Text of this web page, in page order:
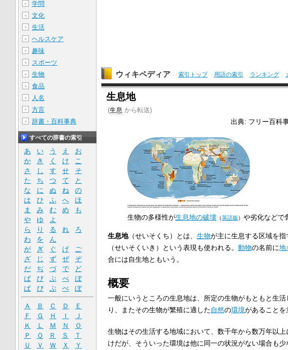
ウィキペディア 索引トップ 用語の索引 ランキング
生息地
(生息 から転送)
出典: フリー百科
生物の多様性が生息地の破壊（英語版） や劣化などで
生息地（せいそくち）とは、 生物が主に生息する区域を指
（せいそくいき）という表現も使われる。 動物の名前に地
合には自生地ともいう。
概要
一般にいうところの生息地は、所定の生物がもともと生
り、またその生物が繁殖に適した自然の環境があることを
生物はその生活する地域において、数千年から数万年以
けだが、そういった環境は他に同一の状況がない場合も
＋ 学問
＋ 文化
＋ 生活
＋ ヘルスケア
＋ 趣味
＋ スポーツ
＋ 生物
＋ 食品
＋ 人名
＋ 方言
＋ 辞書・百科事典
すべての辞書の索引
あ い う え
お
か
き く け
こ
さ
し す せ
そ
た
ち つ て
と
な
に ぬ ね
の
は
ひ ふ へ
ほ
ま
み む め
も
や
ゆ
よ
ら
り る れ
ろ
わ
を
ん
が
ぎ ぐ げ
ご
ざ
じ ず ぜ
ぞ
だ
ぢ づ で
ど
ば
び ぶ べ
ぼ
ぱ
ぴ ぷ ぺ ぽ
Ａ Ｂ Ｃ Ｄ
Ｅ
Ｆ
Ｇ Ｈ Ｉ
Ｊ
Ｋ
Ｌ Ｍ Ｎ
Ｏ
Ｐ
Ｑ Ｒ Ｓ
Ｔ
Ｕ
Ｖ Ｗ Ｘ
Ｙ